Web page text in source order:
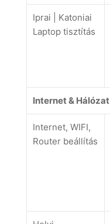
Iprai | Katoniai
Laptop tisztítás
Internet & Hálózat
Internet, WIFI,
Router beállítás